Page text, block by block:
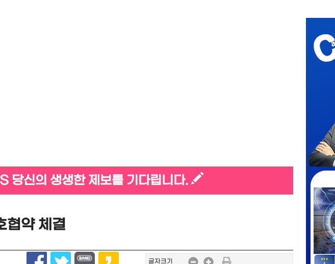
당신의 생생한 제보를 기다립니다.
협약 체결
글자크기